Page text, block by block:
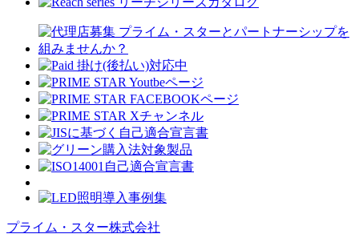
プライム・スター株式会社